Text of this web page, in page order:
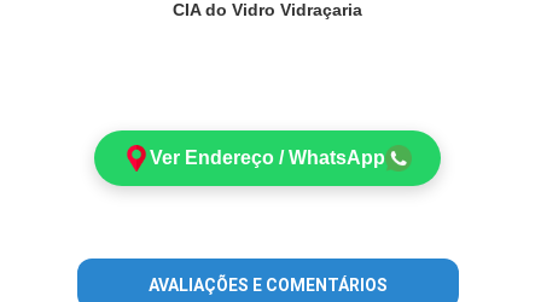
CIA do Vidro Vidraçaria
Ver Endereço / WhatsApp
AVALIAÇÕES E COMENTÁRIOS